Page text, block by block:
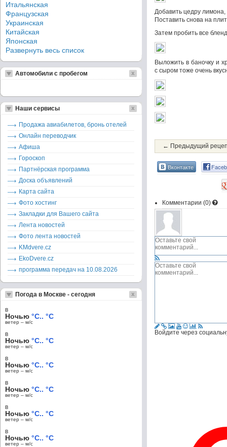
Добавить цедру
Поставить снова на
Затем пробить все
Выложить в баночку и
с сыром тоже очень
← Предыдущий
Вконтакте
Комментарии (0)
Войдите через
Итальянская
Французская
Украинская
Китайская
Японская
Развернуть весь список
Автомобили с пробегом
Наши сервисы
Продажа авиабилетов, бронь отелей
Онлайн переводчик
Афиша
Гороскоп
Партнёрская программа
Доска объявлений
Карта сайта
Фото хостинг
Закладки для Вашего сайта
Лента новостей
Фото лента новостей
KMdvere.cz
EkoDvere.cz
программа передач на 10.08.2026
Погода в Москве - сегодня
в
Ночью °C.. °C
ветер – м/c
в
Ночью °C.. °C
ветер – м/c
в
Ночью °C.. °C
ветер – м/c
в
Ночью °C.. °C
ветер – м/c
в
Ночью °C.. °C
ветер – м/c
в
Ночью °C.. °C
ветер – м/c